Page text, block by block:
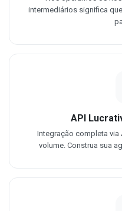
intermediários significa
API
Integração completa
volume. Construa sua